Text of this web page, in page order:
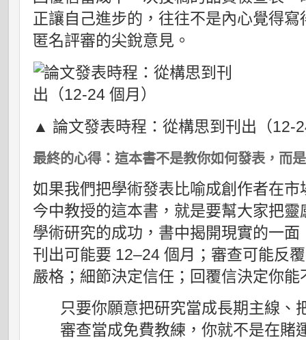
正讓自己進步的，往往不是內心覺得
匿名評審的尖銳意見。
▲ 論文發表時程：從構思到刊出（12-
最終的心得：這本書不是教你如何發表，而
如果我們把學術發表比喻成創作者在
今中教授的這本書，就是要幫大家把
學術研究的成功，書中揭開現實的一
刊出可能要 12–24 個月；審查可能反
嚴格；細節決定信任；回覆信決定你
只要你願意把研究當成長期主線、
審查當成免費教練，你就不是在賭